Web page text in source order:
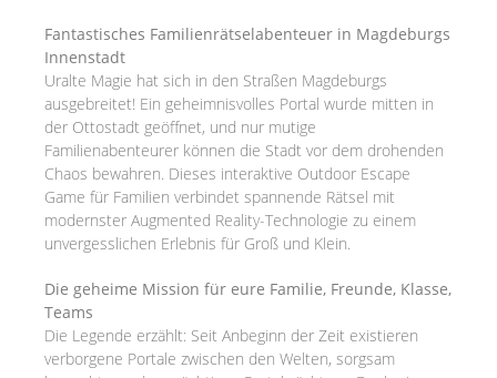
Fantastisches Familienrätselabenteuer in Magdeburgs
Innenstadt
Uralte Magie hat sich in den Straßen Magdeburgs
ausgebreitet! Ein geheimnisvolles Portal wurde mitten in
der Ottostadt geöffnet, und nur mutige
Familienabenteurer können die Stadt vor dem drohenden
Chaos bewahren. Dieses interaktive Outdoor Escape
Game für Familien verbindet spannende Rätsel mit
modernster Augmented Reality-Technologie zu einem
unvergesslichen Erlebnis für Groß und Klein.
Die geheime Mission für eure Familie, Freunde, Klasse,
Teams
Die Legende erzählt: Seit Anbeginn der Zeit existieren
verborgene Portale zwischen den Welten, sorgsam